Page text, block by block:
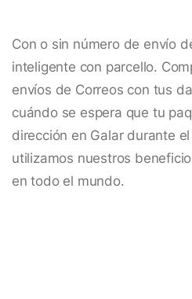
Con o sin número de envío
inteligente con parcello.
envíos de Correos con tus
cuándo se espera que tu
dirección en Galar durante
utilizamos nuestros
en todo el mundo.